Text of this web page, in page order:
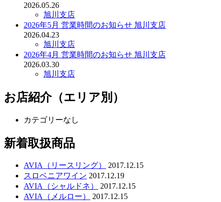
2026.05.26
旭川支店
2026年5月 営業時間のお知らせ 旭川支店
2026.04.23
旭川支店
2026年4月 営業時間のお知らせ 旭川支店
2026.03.30
旭川支店
お店紹介（エリア別）
カテゴリーなし
新着取扱商品
AVIA（リースリング）
2017.12.15
スロベニアワイン 2017.12.19
AVIA（シャルドネ）
2017.12.15
AVIA（メルロー）
2017.12.15